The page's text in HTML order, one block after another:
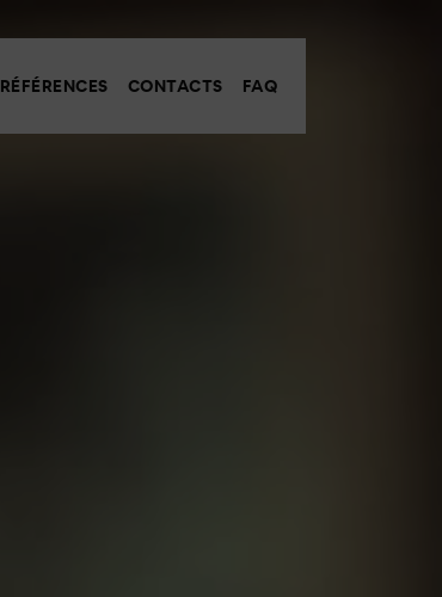
RÉFÉRENCES CONTACTS FAQ